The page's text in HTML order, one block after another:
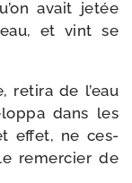
avait jetée
et vint se
reti­ra de l’eau
dans les
effet, ne ces­
remer­cier de